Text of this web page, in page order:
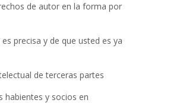
de autor en la forma por
precisa y de que usted es ya
de terceras partes
habientes y socios en